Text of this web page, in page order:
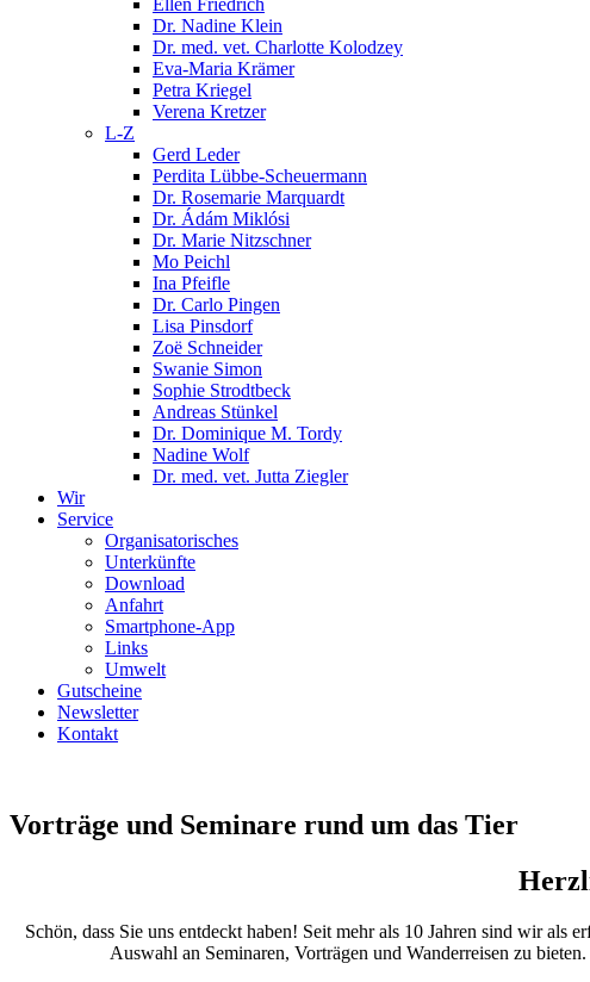
Ellen Friedrich
Dr. Nadine Klein
Dr. med. vet. Charlotte Kolodzey
Eva-Maria Krämer
Petra Kriegel
Verena Kretzer
L-Z
Gerd Leder
Perdita Lübbe-Scheuermann
Dr. Rosemarie Marquardt
Dr. Ádám Miklósi
Dr. Marie Nitzschner
Mo Peichl
Ina Pfeifle
Dr. Carlo Pingen
Lisa Pinsdorf
Zoë Schneider
Swanie Simon
Sophie Strodtbeck
Andreas Stünkel
Dr. Dominique M. Tordy
Nadine Wolf
Dr. med. vet. Jutta Ziegler
Wir
Service
Organisatorisches
Unterkünfte
Download
Anfahrt
Smartphone-App
Links
Umwelt
Gutscheine
Newsletter
Kontakt
Vorträge und Seminare rund um das Tier
Schön, dass Sie uns entdeckt haben! Seit mehr als 10 Jahren sind wir als
Auswahl an Seminaren, Vorträgen und Wanderreisen zu